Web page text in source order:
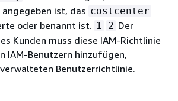
ist, das costcenter
oder benannt ist. 1 2 Der
Kunden muss diese IAM-Richtlinie
IAM-Benutzern hinzufügen,
Benutzerrichtlinie.